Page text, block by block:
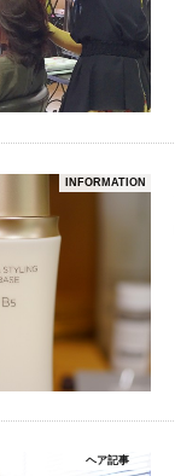
INFORMATION
ヘア記事